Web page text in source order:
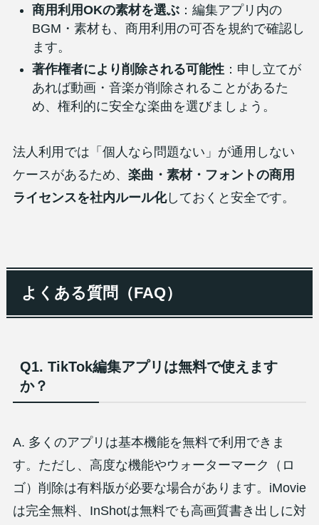
商用利用OKの素材を選ぶ：編集アプリ内の
BGM・素材も、商用利用の可否を規約で確認し
ます。
著作権者により削除される可能性：申し立てが
あれば動画・音楽が削除されることがあるた
め、権利的に安全な楽曲を選びましょう。
法人利用では「個人なら問題ない」が通用しない
ケースがあるため、 楽曲・素材・フォントの商用
ライセンスを社内ルール化しておくと安全です。
よくある質問（FAQ）
Q1. TikTok編集アプリは無料で使えます
か？
A. 多くのアプリは基本機能を無料で利用できま
す。ただし、高度な機能やウォーターマーク（ロ
ゴ）削除は有料版が必要な場合があります。iMovie
は完全無料、InShotは無料でも高画質書き出しに対